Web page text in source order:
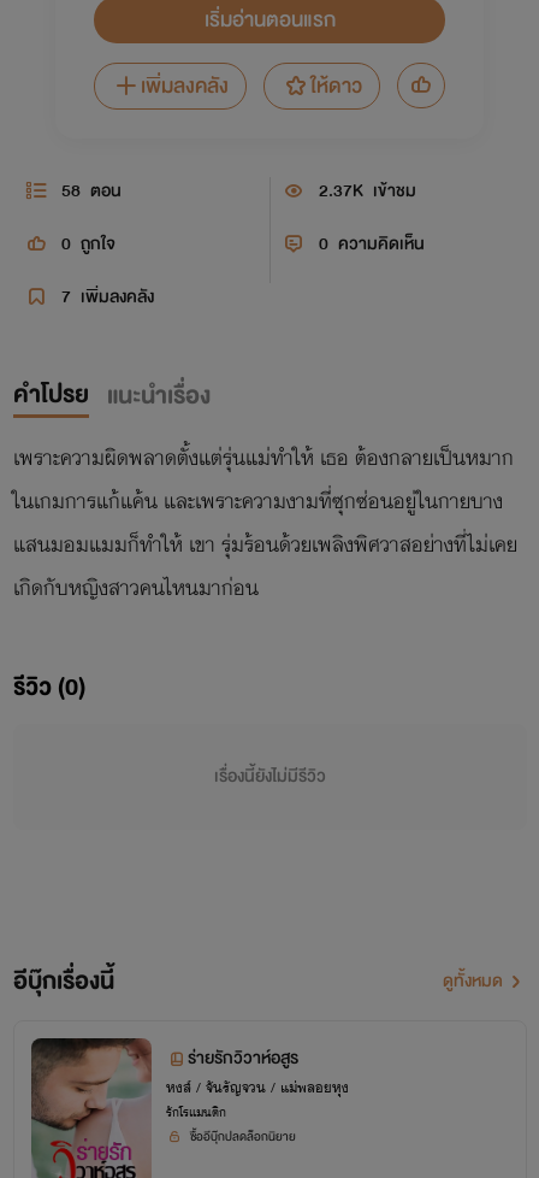
เริ่มอ่านตอนแรก
เพิ่มลงคลัง
ให้ดาว
58 ตอน 2.37K เข้าชม
0 ถูกใจ 0 ความคิดเห็น
7 เพิ่มลงคลัง
คำโปรย แนะนำเรื่อง
เพราะความผิดพลาดตั้งแต่รุ่นแม่ทำให้ เธอ ต้องกลายเป็นหมาก
ในเกมการแก้แค้น และเพราะความงามที่ซุกซ่อนอยู่ในกายบาง
แสนมอมแมมก็ทำให้ เขา รุ่มร้อนด้วยเพลิงพิศวาสอย่างที่ไม่เคย
เกิดกับหญิงสาวคนไหนมาก่อน
รีวิว (0)
เรื่องนี้ยังไม่มีรีวิว
อีบุ๊กเรื่องนี้ ดูทั้งหมด
ร่ายรักวิวาห์อสูร
หงส์ / จันรัญจวน / แม่พลอยหุง
รักโรแมนติก
ซื้ออีบุ๊กปลดล็อกนิยาย